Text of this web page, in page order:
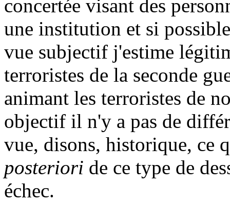
concertée visant des
une institution et si
vue subjectif j'estime
terroristes de la seconde
animant les terroristes de
objectif il n'y a pas de
vue, disons, historique,
posteriori de ce type de
échec.